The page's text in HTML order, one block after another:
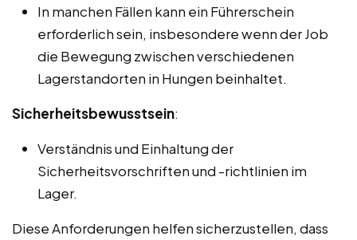
In manchen Fällen kann ein Führerschein
erforderlich sein, insbesondere wenn der Job
die Bewegung zwischen verschiedenen
Lagerstandorten in Hungen beinhaltet.
Sicherheitsbewusstsein:
Verständnis und Einhaltung der
Sicherheitsvorschriften und -richtlinien im
Lager.
Diese Anforderungen helfen sicherzustellen, dass